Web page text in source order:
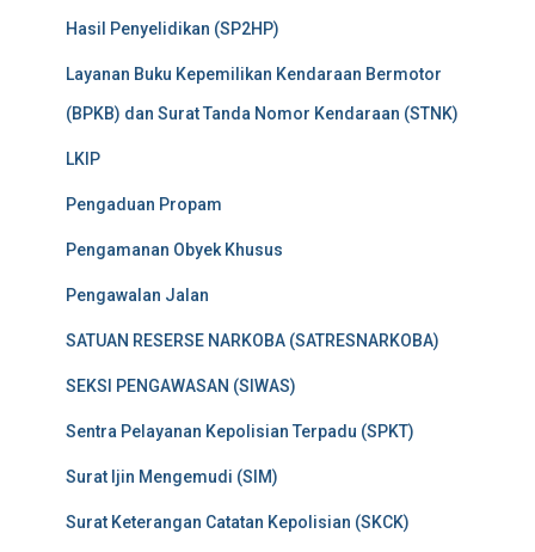
Hasil Penyelidikan (SP2HP)
Layanan Buku Kepemilikan Kendaraan Bermotor
(BPKB) dan Surat Tanda Nomor Kendaraan (STNK)
LKIP
Pengaduan Propam
Pengamanan Obyek Khusus
Pengawalan Jalan
SATUAN RESERSE NARKOBA (SATRESNARKOBA)
SEKSI PENGAWASAN (SIWAS)
Sentra Pelayanan Kepolisian Terpadu (SPKT)
Surat Ijin Mengemudi (SIM)
Surat Keterangan Catatan Kepolisian (SKCK)